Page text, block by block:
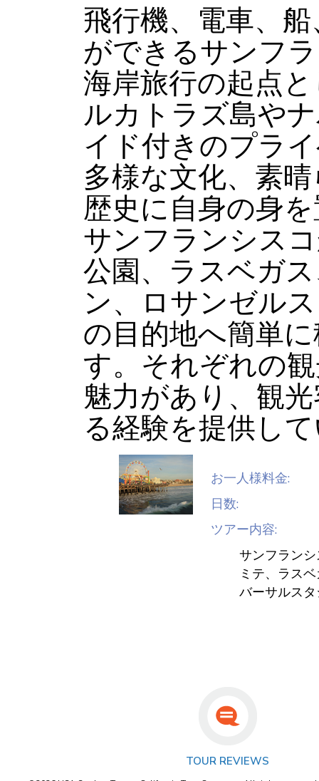
飛行機、電車、
ができるサンフ
海岸旅行の起点
ルカトラズ島や
イド付きのプラ
多様な文化、素
歴史に自身の身
サンフランシス
公園、ラスベガ
ン、ロサンゼル
の目的地へ簡単
す。それぞれの
魅力があり、観
る経験を提供し
お一人様料金:
日数:
ツアー内容:
サンフラン
ミテ、ラス
バーサルス
TOUR REVIEWS